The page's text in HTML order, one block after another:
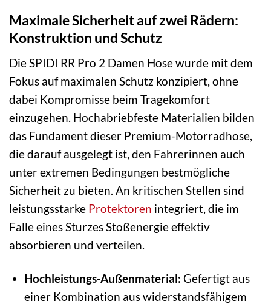
Maximale Sicherheit auf zwei Rädern:
Konstruktion und Schutz
Die SPIDI RR Pro 2 Damen Hose wurde mit dem
Fokus auf maximalen Schutz konzipiert, ohne
dabei Kompromisse beim Tragekomfort
einzugehen. Hochabriebfeste Materialien bilden
das Fundament dieser Premium-Motorradhose,
die darauf ausgelegt ist, den Fahrerinnen auch
unter extremen Bedingungen bestmögliche
Sicherheit zu bieten. An kritischen Stellen sind
leistungsstarke Protektoren integriert, die im
Falle eines Sturzes Stoßenergie effektiv
absorbieren und verteilen.
Hochleistungs-Außenmaterial: Gefertigt aus
einer Kombination aus widerstandsfähigem